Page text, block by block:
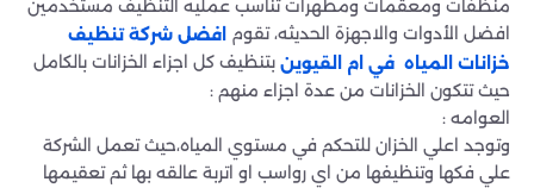
منظفات ومعقمات ومطهرات تناسب عمليه التنظيف مستخدمين
افضل الأدوات والاجهزة الحديثه، تقوم افضل شركة تنظيف
خزانات المياه في ام القيوين بتنظيف كل اجزاء الخزانات بالكامل
حيث تتكون الخزانات من عدة اجزاء منهم :
العوامه :
وتوجد اعلي الخزان للتحكم في مستوي المياه،حيث تعمل الشركة
علي فكها وتنظيفها من اي رواسب او اتربة عالقه بها ثم تعقيمها